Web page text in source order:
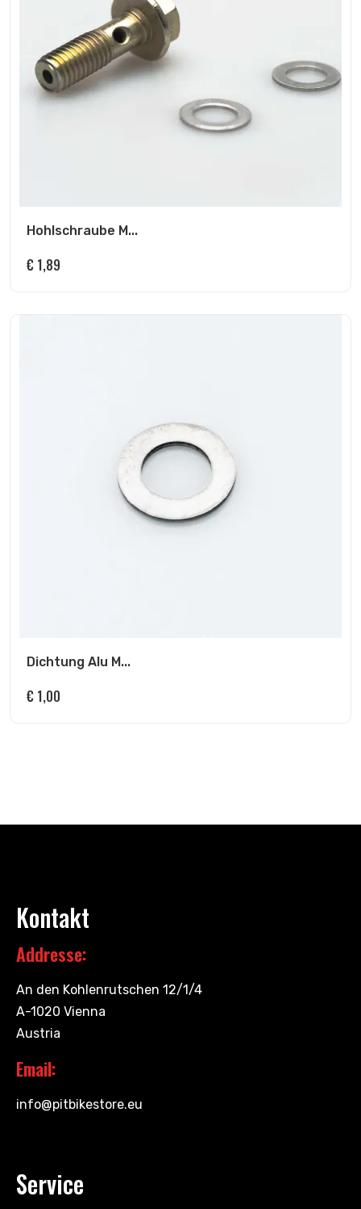
Hohlschraube M...
€ 1,89
Dichtung Alu M...
€ 1,00
Kontakt
Addresse:
An den Kohlenrutschen 12/1/4
A-1020 Vienna
Austria
Email:
info@pitbikestore.eu
Service